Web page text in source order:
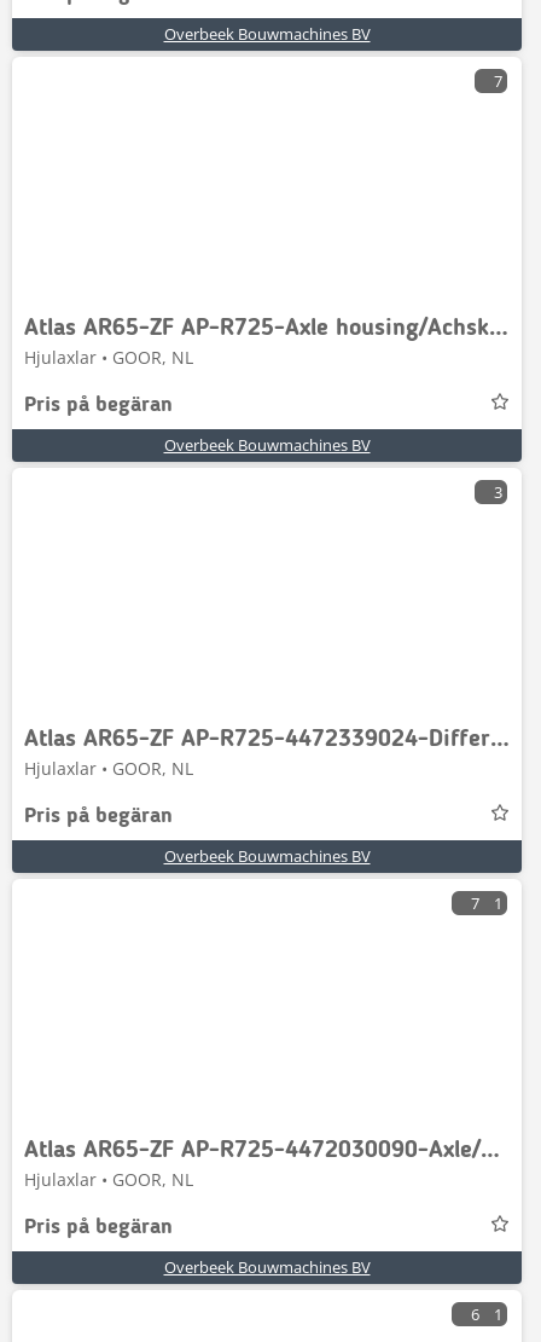
Overbeek Bouwmachines BV
7
Atlas AR65-ZF AP-R725-Axle housing/Achskörper/Astrechter
Hjulaxlar • GOOR, NL
Pris på begäran
Overbeek Bouwmachines BV
3
Atlas AR65-ZF AP-R725-4472339024-Differential parts
Hjulaxlar • GOOR, NL
Pris på begäran
Overbeek Bouwmachines BV
7 1
Atlas AR65-ZF AP-R725-4472030090-Axle/Achse/As
Hjulaxlar • GOOR, NL
Pris på begäran
Overbeek Bouwmachines BV
6 1